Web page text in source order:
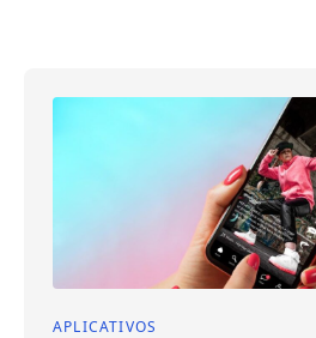
APLICATIVOS